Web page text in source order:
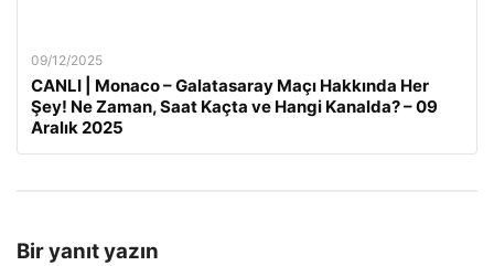
09/12/2025
CANLI | Monaco – Galatasaray Maçı Hakkında Her
Şey! Ne Zaman, Saat Kaçta ve Hangi Kanalda? – 09
Aralık 2025
Bir yanıt yazın